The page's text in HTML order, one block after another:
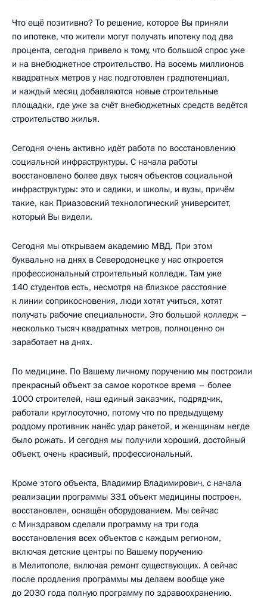
Что ещё позитивно? То решение, которое Вы приняли
по ипотеке, что жители могут получать ипотеку под два
процента, сегодня привело к тому, что большой спрос уже
и на внебюджетное строительство. На восемь миллионов
квадратных метров у нас подготовлен градпотенциал,
и каждый месяц добавляются новые строительные
площадки, где уже за счёт внебюджетных средств ведётся
строительство жилья.
Сегодня очень активно идёт работа по восстановлению
социальной инфраструктуры. С начала работы
восстановлено более двух тысяч объектов социальной
инфраструктуры: это и садики, и школы, и вузы, причём
такие, как Приазовский технологический университет,
который Вы видели.
Сегодня мы открываем академию МВД. При этом
буквально на днях в Северодонецке у нас откроется
профессиональный строительный колледж. Там уже
140 студентов есть, несмотря на близкое расстояние
к линии соприкосновения, люди хотят учиться, хотят
получать рабочие специальности. Это большой колледж –
несколько тысяч квадратных метров, полноценно он
заработает на днях.
По медицине. По Вашему личному поручению мы построили
прекрасный объект за самое короткое время – более
1000 строителей, наш единый заказчик, подрядчик,
работали круглосуточно, потому что по предыдущему
роддому противник нанёс удар ракетой, и женщинам негде
было рожать. И сегодня мы получили хороший, достойный
объект, очень красивый, профессиональный.
Кроме этого объекта, Владимир Владимирович, с начала
реализации программы 331 объект медицины построен,
восстановлен, оснащён оборудованием. Мы сейчас
с Минздравом сделали программу на три года
восстановления всех объектов с каждым регионом,
включая детские центры по Вашему поручению
в Мелитополе, включая ремонт существующих. А сейчас
после продления программы мы делаем вообще уже
до 2030 года полную программу по здравоохранению.